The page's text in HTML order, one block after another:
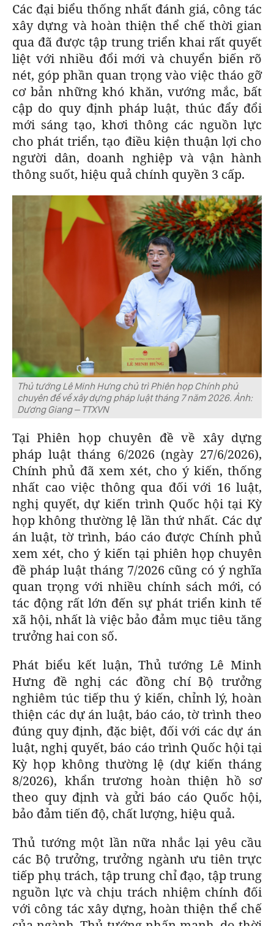
Các đại biểu thống nhất đánh giá, công tác
xây dựng và hoàn thiện thể chế thời gian
qua đã được tập trung triển khai rất quyết
liệt với nhiều đổi mới và chuyển biến rõ
nét, góp phần quan trọng vào việc tháo gỡ
cơ bản những khó khăn, vướng mắc, bất
cập do quy định pháp luật, thúc đẩy đổi
mới sáng tạo, khơi thông các nguồn lực
cho phát triển, tạo điều kiện thuận lợi cho
người dân, doanh nghiệp và vận hành
thông suốt, hiệu quả chính quyền 3 cấp.
Thủ tướng Lê Minh Hưng chủ trì Phiên họp Chính phủ
chuyên đề về xây dựng pháp luật tháng 7 năm 2026. Ảnh:
Dương Giang – TTXVN
Tại Phiên họp chuyên đề về xây dựng
pháp luật tháng 6/2026 (ngày 27/6/2026),
Chính phủ đã xem xét, cho ý kiến, thống
nhất cao việc thông qua đối với 16 luật,
nghị quyết, dự kiến trình Quốc hội tại Kỳ
họp không thường lệ lần thứ nhất. Các dự
án luật, tờ trình, báo cáo được Chính phủ
xem xét, cho ý kiến tại phiên họp chuyên
đề pháp luật tháng 7/2026 cũng có ý nghĩa
quan trọng với nhiều chính sách mới, có
tác động rất lớn đến sự phát triển kinh tế
xã hội, nhất là việc bảo đảm mục tiêu tăng
trưởng hai con số.
Phát biểu kết luận, Thủ tướng Lê Minh
Hưng đề nghị các đồng chí Bộ trưởng
nghiêm túc tiếp thu ý kiến, chỉnh lý, hoàn
thiện các dự án luật, báo cáo, tờ trình theo
đúng quy định, đặc biệt, đối với các dự án
luật, nghị quyết, báo cáo trình Quốc hội tại
Kỳ họp không thường lệ (dự kiến tháng
8/2026), khẩn trương hoàn thiện hồ sơ
theo quy định và gửi báo cáo Quốc hội,
bảo đảm tiến độ, chất lượng, hiệu quả.
Thủ tướng một lần nữa nhắc lại yêu cầu
các Bộ trưởng, trưởng ngành ưu tiên trực
tiếp phụ trách, tập trung chỉ đạo, tập trung
nguồn lực và chịu trách nhiệm chính đối
với công tác xây dựng, hoàn thiện thể chế